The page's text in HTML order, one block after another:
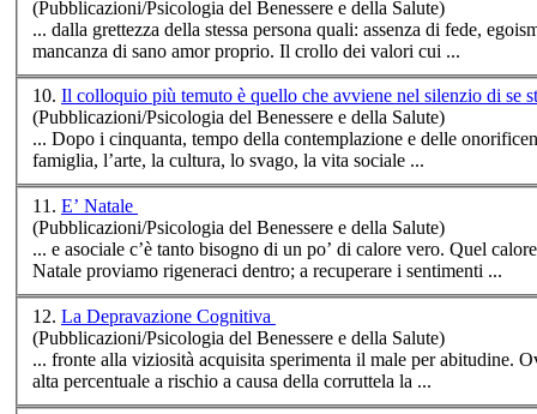
(Pubblicazioni/Psicologia del Benessere e della Salute)
... dalla grettezza della stessa persona quali: assenza di fede,
mancanza di sano amor proprio. Il crollo dei valori cui ...
10. Il colloquio più temuto è quello che avviene nel silenzio di se
(Pubblicazioni/Psicologia del Benessere e della Salute)
... Dopo i cinquanta, tempo della contemplazione e delle
famiglia, l’arte, la cultura, lo svago, la vita sociale ...
11. E’ Natale
(Pubblicazioni/Psicologia del Benessere e della Salute)
... e asociale c’è tanto bisogno di un po’ di calore vero. Quel
Natale proviamo rigeneraci dentro; a recuperare i sentimenti ...
12. La Depravazione Cognitiva
(Pubblicazioni/Psicologia del Benessere e della Salute)
... fronte alla viziosità acquisita sperimenta il male per abitudine.
alta percentuale a rischio a causa della corruttela la ...